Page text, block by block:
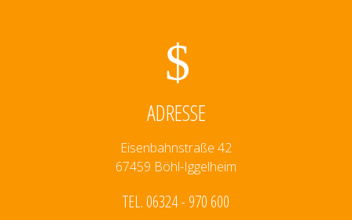
ADRESSE
Eisenbahnstraße 42
67459 Böhl-Iggelheim
TEL. 06324 - 970 600